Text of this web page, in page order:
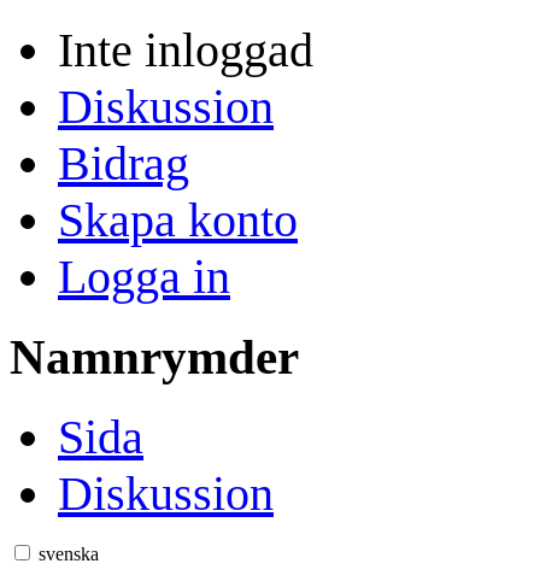
Inte inloggad
Diskussion
Bidrag
Skapa konto
Logga in
Namnrymder
Sida
Diskussion
svenska